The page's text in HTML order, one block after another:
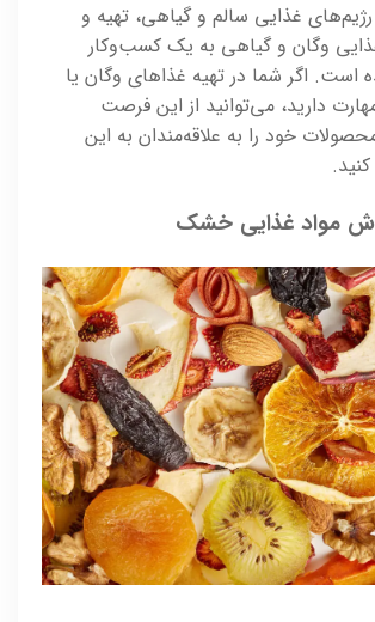
غذایی سالم و گیاهی، تهیه و
وگان و گیاهی به یک کسب‌وکار
است. اگر شما در تهیه غذاهای وگان یا
دارید، می‌توانید از این فرصت
خود را به علاقه‌مندان به این
مواد غذایی خشک